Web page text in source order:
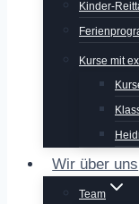
Kinder-
Kurse mit
Wir über uns
Team